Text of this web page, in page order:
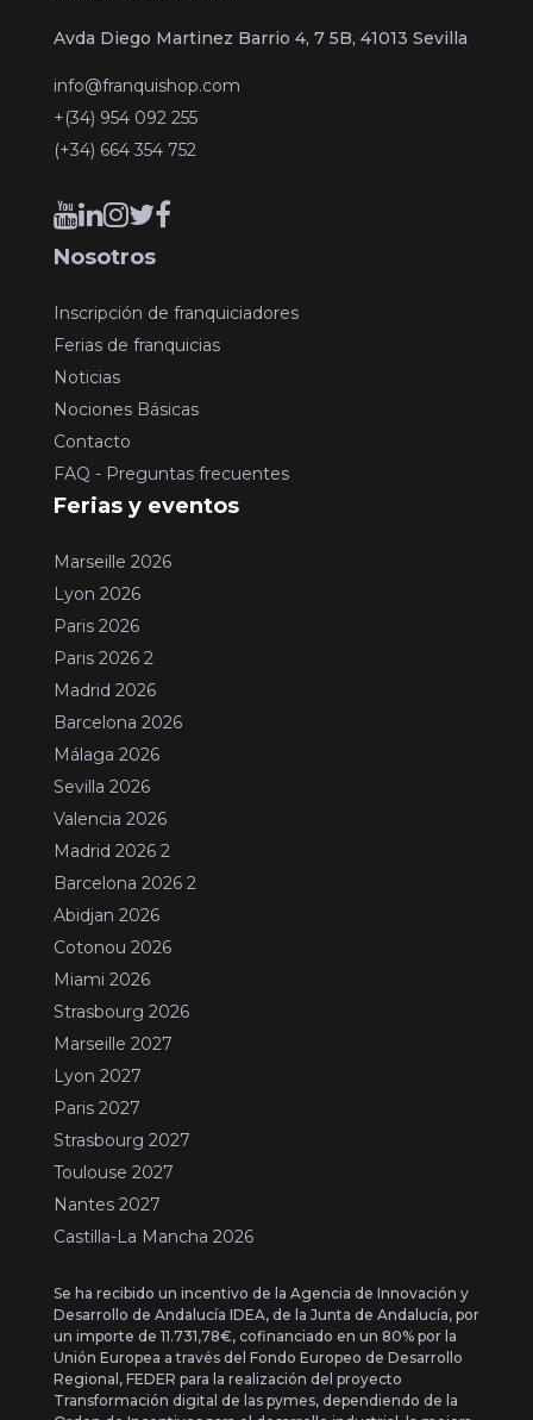
Avda Diego Martinez Barrio 4, 7 5B, 41013 Sevilla
info@franquishop.com
+(34) 954 092 255
(+34) 664 354 752
Nosotros
Inscripción de franquiciadores
Ferias de franquicias
Noticias
Nociones Básicas
Contacto
FAQ - Preguntas frecuentes
Ferias y eventos
Marseille 2026
Lyon 2026
Paris 2026
Paris 2026 2
Madrid 2026
Barcelona 2026
Málaga 2026
Sevilla 2026
Valencia 2026
Madrid 2026 2
Barcelona 2026 2
Abidjan 2026
Cotonou 2026
Miami 2026
Strasbourg 2026
Marseille 2027
Lyon 2027
Paris 2027
Strasbourg 2027
Toulouse 2027
Nantes 2027
Castilla-La Mancha 2026
Se ha recibido un incentivo de la Agencia de Innovación y
Desarrollo de Andalucía IDEA, de la Junta de Andalucía, por
un importe de 11.731,78€, cofinanciado en un 80% por la
Unión Europea a través del Fondo Europeo de Desarrollo
Regional, FEDER para la realización del proyecto
Transformación digital de las pymes, dependiendo de la